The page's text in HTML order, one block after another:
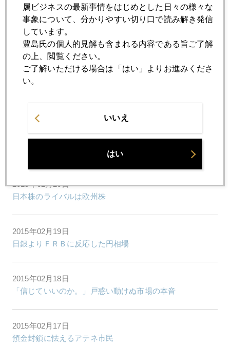
世界のマネーの行方 テレビで語る、無料公開中
2015年02月25日
イエレン議会証言で株も金も同時高
利上げを知らないディーラーたちの戸惑い
2015年02月23日
2015年02月20日
日本株のライバルは欧州株
2015年02月19日
日銀よりＦＲＢに反応した円相場
2015年02月18日
「信じていいのか。」戸惑い動けぬ市場の本音
2015年02月17日
預金封鎖に怯えるアテネ市民
属ビジネスの最新事情をはじめとした日々の様々な
事象について、分かりやすい切り口で読み解き発信
しています。
豊島氏の個人的見解も含まれる内容である旨ご了解
の上、閲覧ください。
ご了解いただける場合は「はい」よりお進みくださ
い。
いいえ
はい